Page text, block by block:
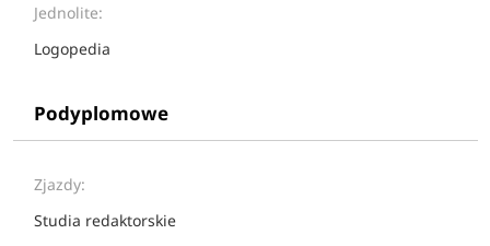
Jednolite:
Logopedia
Podyplomowe
Zjazdy:
Studia redaktorskie